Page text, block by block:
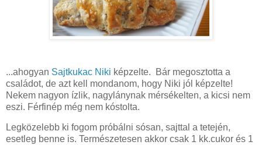
...ahogyan Sajtkukac Niki képzelte. Bár megosztotta a
családot, de azt kell mondanom, hogy Niki jól képzelte!
Nekem nagyon ízlik, nagylánynak mérsékelten, a kicsi nem
eszi. Férfinép még nem kóstolta.
Legközelebb ki fogom próbálni sósan, sajttal a tetején,
esetleg benne is. Természetesen akkor csak 1 kk.cukor és 1